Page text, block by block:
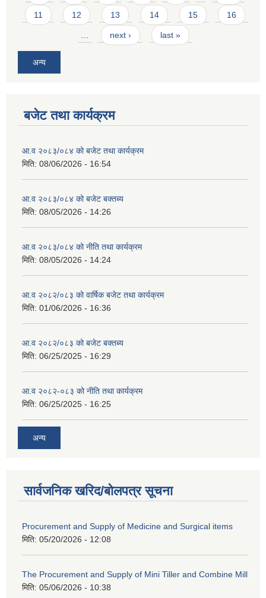
11 12 13 14 15 16
next › last »
अन्य
बजेट तथा कार्यक्रम
आ.व २०८३/०८४ को बजेट तथा कार्यक्रम
मिति: 08/06/2026 - 16:54
आ.व २०८३/०८४ को बजेट बक्तब्य
मिति: 08/05/2026 - 14:26
आ.व २०८३/०८४ को नीति तथा कार्यक्रम
मिति: 08/05/2026 - 14:24
आ.व २०८२/०८३ को वार्षिक बजेट तथा कार्यक्रम
मिति: 01/06/2026 - 16:36
आ.व २०८२/०८३ को बजेट बक्तब्य
मिति: 06/25/2025 - 16:29
आ.व २०८२-०८३ को नीति तथा कार्यक्रम
मिति: 06/25/2025 - 16:25
अन्य
सार्वजनिक खरिद/बोलपत्र सूचना
Procurement and Supply of Medicine and Surgical items
मिति: 05/20/2026 - 12:08
The Procurement and Supply of Mini Tiller and Combine Mill
मिति: 05/06/2026 - 10:38